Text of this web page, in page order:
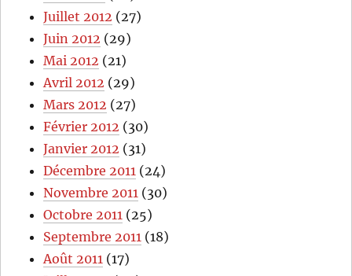
Juillet 2012 (27)
Juin 2012 (29)
Mai 2012 (21)
Avril 2012 (29)
Mars 2012 (27)
Février 2012 (30)
Janvier 2012 (31)
Décembre 2011 (24)
Novembre 2011 (30)
Octobre 2011 (25)
Septembre 2011 (18)
Août 2011 (17)